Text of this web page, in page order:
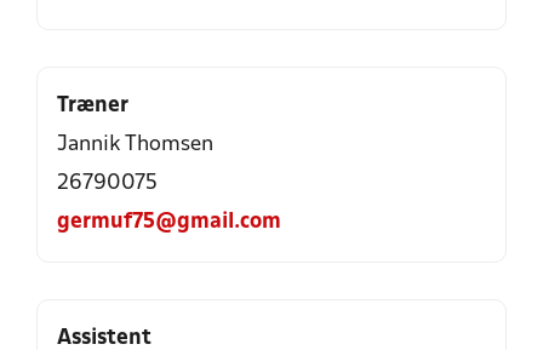
Træner
Jannik Thomsen
26790075
germuf75@gmail.com
Assistent